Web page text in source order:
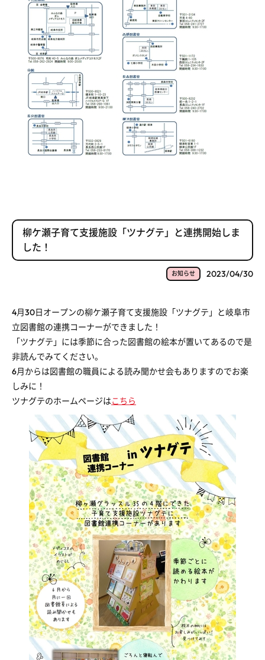
柳ケ瀬子育て支援施設「ツナグテ」と連携開始しま
した！
お知らせ 2023/04/30
4月30日オープンの柳ケ瀬子育て支援施設「ツナグテ」と岐阜市
立図書館の連携コーナーができました！
「ツナグテ」には季節に合った図書館の絵本が置いてあるので是
非読んでみてください。
6月からは図書館の職員による読み聞かせ会もありますのでお楽
しみに！
ツナグテのホームページはこちら